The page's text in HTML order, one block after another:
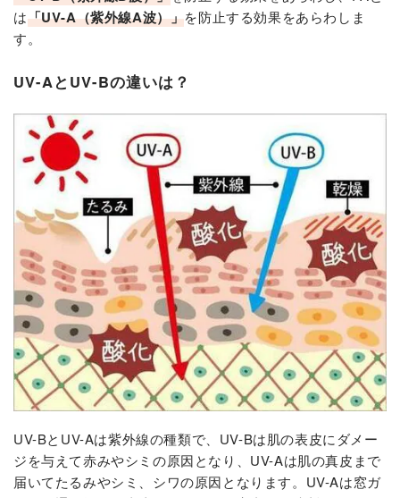
は「UV-A（紫外線A波）」を防止する効果をあらわしま
す。
UV-AとUV-Bの違いは？
UV-BとUV-Aは紫外線の種類で、UV-Bは肌の表皮にダメー
ジを与えて赤みやシミの原因となり、UV-Aは肌の真皮まで
届いてたるみやシミ、シワの原因となります。UV-Aは窓ガ